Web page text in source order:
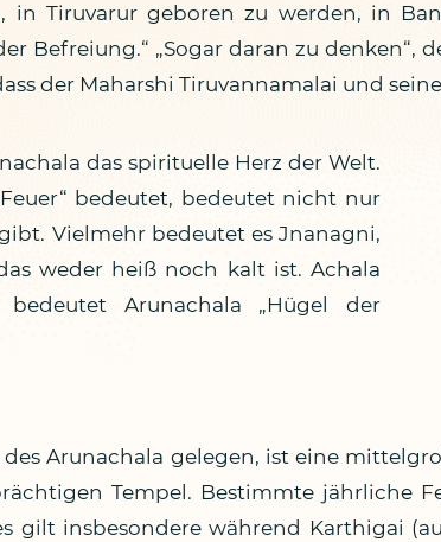
in Tiruvarur geboren zu werden, in
Befreiung.“ „Sogar daran zu
der Maharshi Tiruvannamalai und
das spirituelle Herz der Welt.
bedeutet, bedeutet nicht nur
Vielmehr bedeutet es Jnanagni,
weder heiß noch kalt ist. Achala
Arunachala „Hügel der
Arunachala gelegen, ist eine
Tempel. Bestimmte jährliche
gilt insbesondere während Karthigai